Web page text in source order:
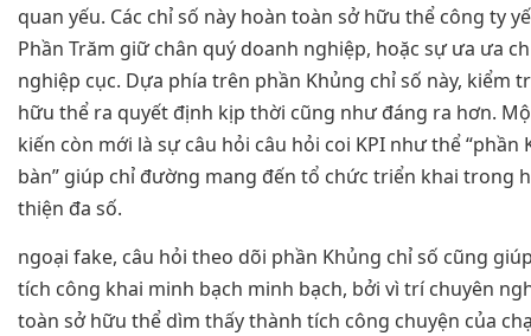
quan yếu. Các chỉ số này hoàn toàn sở hữu thể công ty
Phần Trăm giữ chân quý doanh nghiệp, hoặc sự ưa ưa
nghiệp cục. Dựa phía trên phần Khủng chỉ số này, kiểm
hữu thể ra quyết định kịp thời cũng như đáng ra hơn.
kiến còn mới là sự câu hỏi câu hỏi coi KPI như thể “phần
bàn” giúp chỉ đường mang đến tổ chức triển khai trong
thiện đa số.
ngoại fake, câu hỏi theo dõi phần Khủng chỉ số cũng
tích công khai minh bạch minh bạch, bởi vì trí chuyên
toàn sở hữu thể dìm thấy thành tích công chuyện của